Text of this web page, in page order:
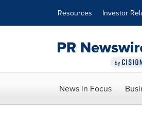
Resources Investor
News in Focus